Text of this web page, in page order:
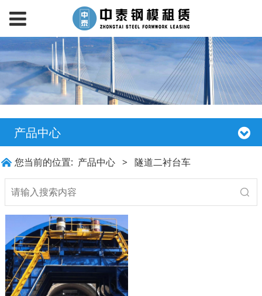
产品中心
您当前的位置: 产品中心 > 隧道二衬台车